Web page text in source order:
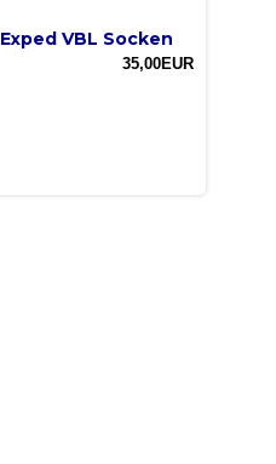
Exped VBL Socken
35,00EUR